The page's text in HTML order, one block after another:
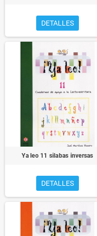
DETALLES
Ya leo 11 silabas inversas
DETALLES